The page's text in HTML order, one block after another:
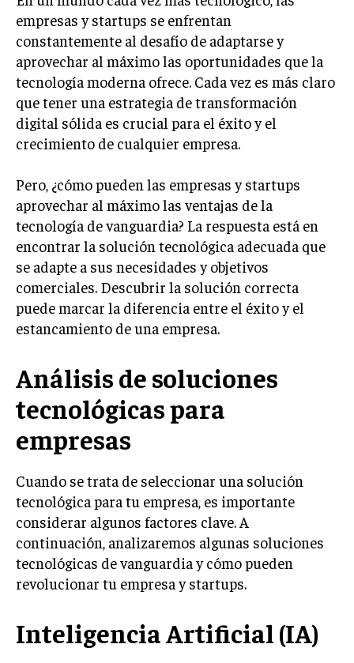
MARKETING
ESTRATEGIAS DE MARKETING
AGENCIAS DE MARKETING
AGENCIAS DE POSICIONAMIENTO WEB SEO
VENTA DE ENLACES
MARKETING DIGITAL
VENTAS Y PERSUASIÓN
GESTIÓN DE PRODUCTOS
COMUNICACIÓN CORPORATIVA
GESTIÓN DE MARCA
INVESTIGACIÓN DE MERCADO
ANÁLISIS DE COMPETENCIA
GESTIÓN DE CLIENTES
GESTIÓN DEL CAMBIO
empresas y startups se enfrentan
constantemente al desafío de adaptarse y
aprovechar al máximo las oportunidades que la
tecnología moderna ofrece. Cada vez es más claro
que tener una estrategia de transformación
digital sólida es crucial para el éxito y el
crecimiento de cualquier empresa.
Pero, ¿cómo pueden las empresas y startups
aprovechar al máximo las ventajas de la
tecnología de vanguardia? La respuesta está en
encontrar la solución tecnológica adecuada que
se adapte a sus necesidades y objetivos
comerciales. Descubrir la solución correcta
puede marcar la diferencia entre el éxito y el
estancamiento de una empresa.
Análisis de soluciones
tecnológicas para
empresas
Cuando se trata de seleccionar una solución
tecnológica para tu empresa, es importante
considerar algunos factores clave. A
continuación, analizaremos algunas soluciones
tecnológicas de vanguardia y cómo pueden
revolucionar tu empresa y startups.
Inteligencia Artificial (IA)